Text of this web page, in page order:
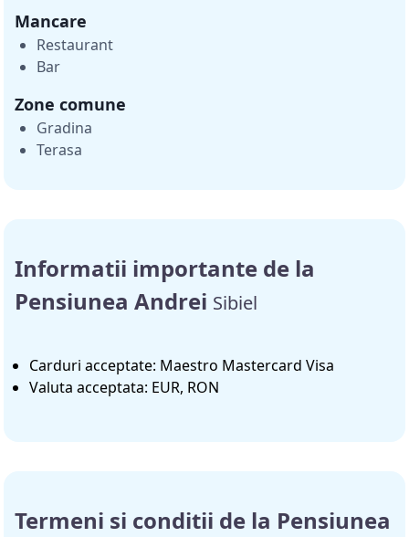
Mancare
Restaurant
Bar
Zone comune
Gradina
Terasa
Informatii importante de la
Pensiunea Andrei Sibiel
Carduri acceptate: Maestro Mastercard Visa
Valuta acceptata: EUR, RON
Termeni si conditii de la Pensiunea